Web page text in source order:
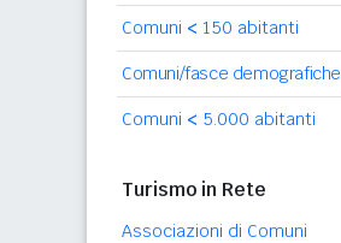
Comuni < 150 abitanti
Comuni/fasce demografiche
Comuni < 5.000 abitanti
Turismo in Rete
Associazioni di Comuni